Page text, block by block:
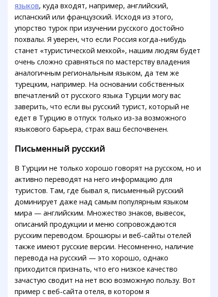
языков, куда входят, например, английский,
испанский или французский. Исходя из этого,
упорство турок при изучении русского достойно
похвалы. Я уверен, что если Россия когда-нибудь
станет «туристической меккой», нашим людям будет
очень сложно сравняться по мастерству владения
аналогичным региональным языком, да тем же
турецким, например. На основании собственных
впечатлений от русского языка Турции могу вас
заверить, что если вы русский турист, который не
едет в Турцию в отпуск только из-за возможного
языкового барьера, страх ваш беспочвенен.
Письменный русский
В Турции не только хорошо говорят на русском, но и
активно переводят на него информацию для
туристов. Там, где бывал я, письменный русский
доминирует даже над самым популярным языком
мира — английским. Множество знаков, вывесок,
описаний продукции и меню сопровождаются
русским переводом. Брошюры и веб-сайты отелей
также имеют русские версии. Несомненно, наличие
перевода на русский — это хорошо, однако
приходится признать, что его низкое качество
зачастую сводит на нет всю возможную пользу. Вот
пример с веб-сайта отеля, в котором я